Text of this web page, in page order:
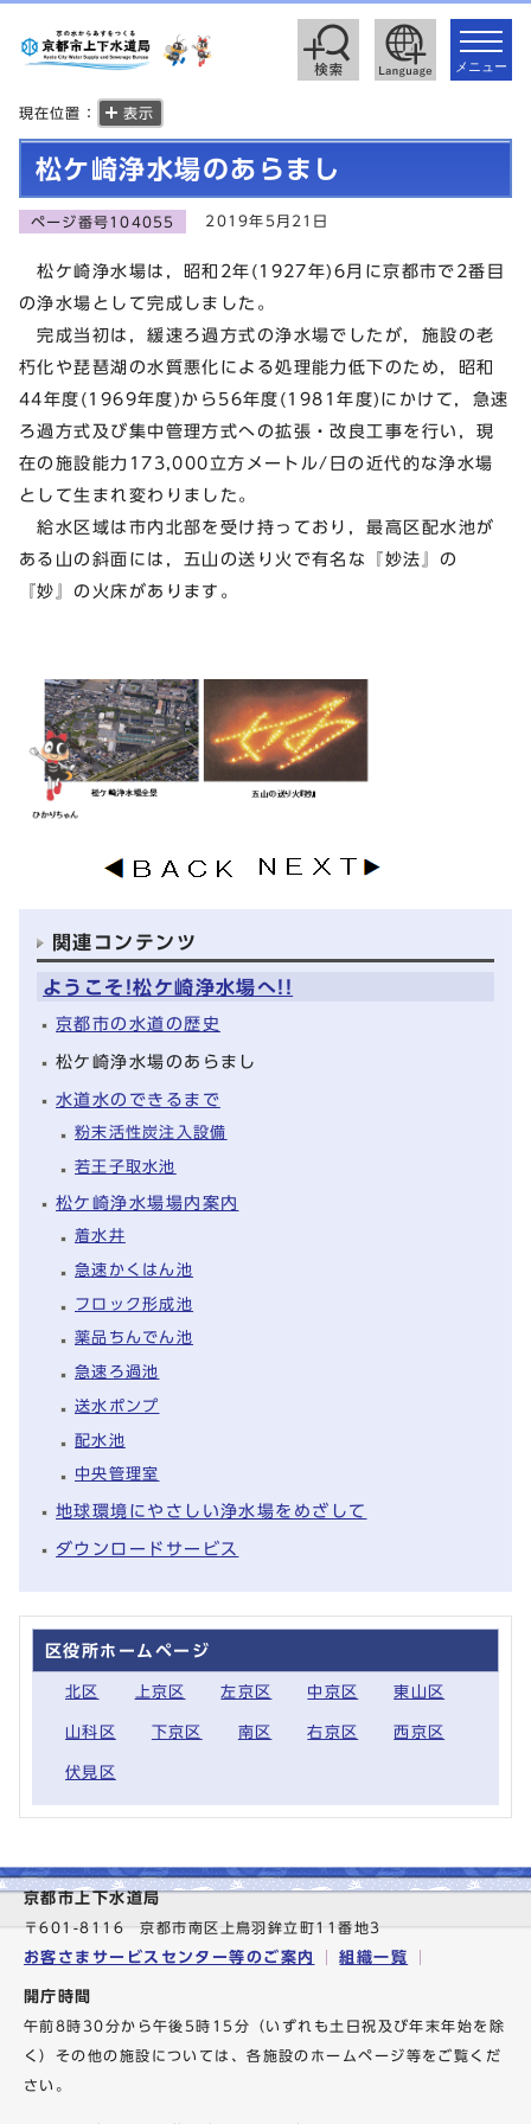
toggle
メニュー
現在位置： 表示
松ケ崎浄水場のあらまし
ページ番号104055 2019年5月21日
松ケ崎浄水場は，昭和2年(1927年)6月に京都市で2番目
の浄水場として完成しました。
完成当初は，緩速ろ過方式の浄水場でしたが，施設の老
朽化や琵琶湖の水質悪化による処理能力低下のため，昭和
44年度(1969年度)から56年度(1981年度)にかけて，急速
ろ過方式及び集中管理方式への拡張・改良工事を行い，現
在の施設能力173,000立方メートル/日の近代的な浄水場
として生まれ変わりました。
給水区域は市内北部を受け持っており，最高区配水池が
ある山の斜面には，五山の送り火で有名な『妙法』の
『妙』の火床があります。
関連コンテンツ
ようこそ!松ケ崎浄水場へ!!
京都市の水道の歴史
松ケ崎浄水場のあらまし
水道水のできるまで
粉末活性炭注入設備
若王子取水池
松ケ崎浄水場場内案内
着水井
急速かくはん池
フロック形成池
薬品ちんでん池
急速ろ過池
送水ポンプ
配水池
中央管理室
地球環境にやさしい浄水場をめざして
ダウンロードサービス
区役所ホームページ
北区 上京区 左京区 中京区 東山区
山科区 下京区 南区 右京区 西京区
伏見区
京都市上下水道局
〒601-8116 京都市南区上鳥羽鉾立町11番地3
お客さまサービスセンター等のご案内 組織一覧
開庁時間
午前8時30分から午後5時15分（いずれも土日祝及び年末年始を除
く）その他の施設については、各施設のホームページ等をご覧くだ
さい。